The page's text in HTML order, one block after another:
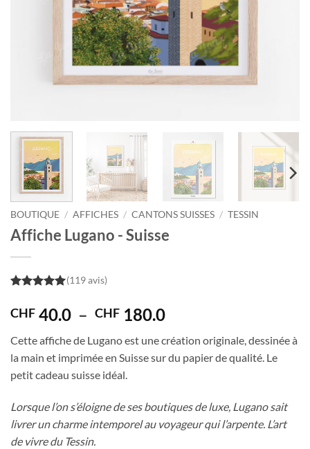
BOUTIQUE / AFFICHES / CANTONS SUISSES / TESSIN
Affiche Lugano - Suisse
(119 avis)
CHF 40.0 – CHF 180.0Plage
prix :
CHF 40.0
Cette affiche de Lugano est une création originale, dessinée à
la main et imprimée en Suisse sur du papier de qualité. Le
petit cadeau suisse idéal.
Lorsque l’on s’éloigne de ses boutiques de luxe, Lugano sait
livrer un charme intemporel au voyageur qui l’arpente. L’art
de vivre du Tessin.